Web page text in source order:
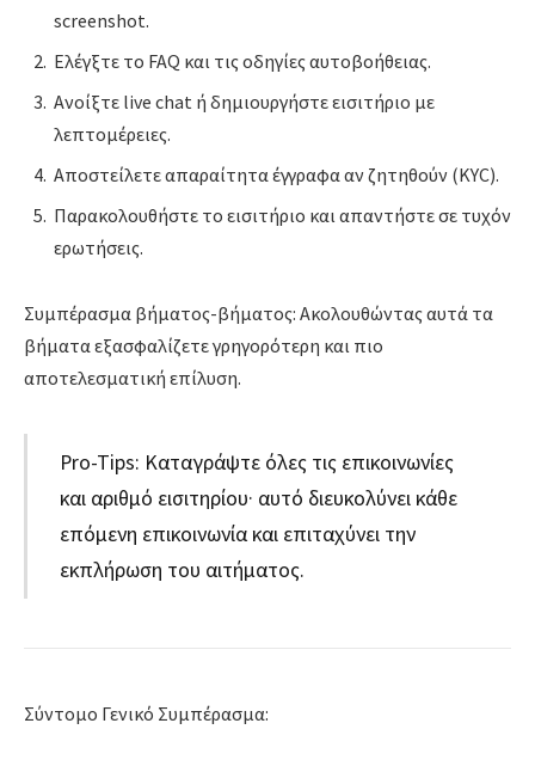
screenshot.
Ελέγξτε το FAQ και τις οδηγίες αυτοβοήθειας.
Ανοίξτε live chat ή δημιουργήστε εισιτήριο με
λεπτομέρειες.
Αποστείλετε απαραίτητα έγγραφα αν ζητηθούν (KYC).
Παρακολουθήστε το εισιτήριο και απαντήστε σε τυχόν
ερωτήσεις.
Συμπέρασμα βήματος-βήματος: Ακολουθώντας αυτά τα
βήματα εξασφαλίζετε γρηγορότερη και πιο
αποτελεσματική επίλυση.
Pro-Tips: Καταγράψτε όλες τις επικοινωνίες
και αριθμό εισιτηρίου· αυτό διευκολύνει κάθε
επόμενη επικοινωνία και επιταχύνει την
εκπλήρωση του αιτήματος.
Σύντομο Γενικό Συμπέρασμα: